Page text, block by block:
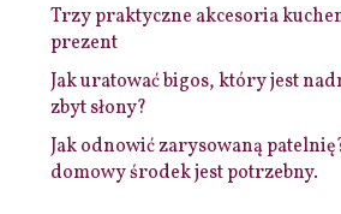
Trzy praktyczne akcesoria
prezent
Jak uratować bigos, który jest
zbyt słony?
Jak odnowić zarysowaną
domowy środek jest potrzebny.